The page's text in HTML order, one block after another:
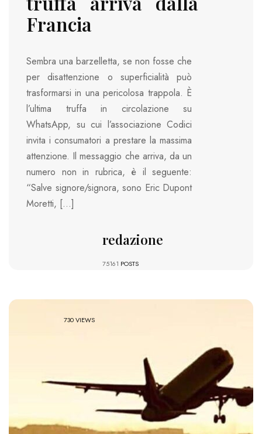
Francia
Sembra una barzelletta, se non fosse che
per disattenzione o superficialità può
trasformarsi in una pericolosa trappola. È
l’ultima truffa in circolazione su
WhatsApp, su cui l’associazione Codici
invita i consumatori a prestare la massima
attenzione. Il messaggio che arriva, da un
numero non in rubrica, è il seguente:
“Salve signore/signora, sono Eric Dupont
Moretti, […]
redazione
75161 POSTS
730 VIEWS